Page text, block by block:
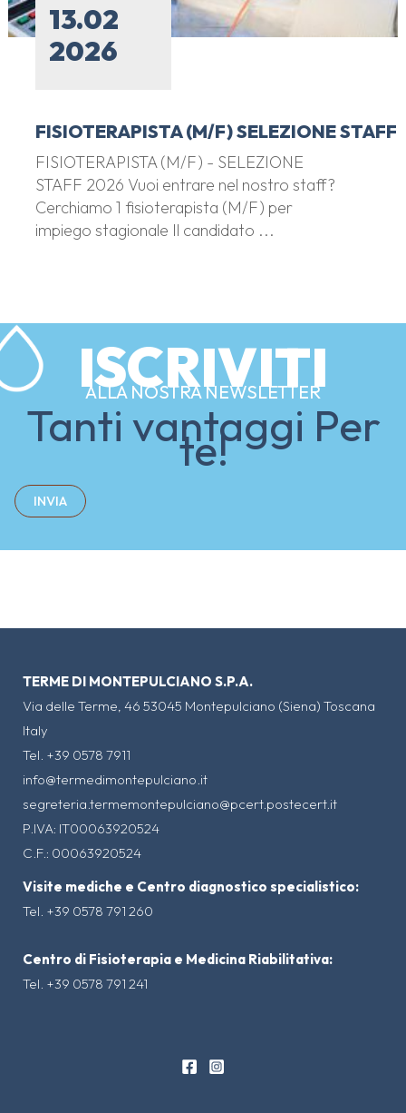
13.02
2026
FISIOTERAPISTA (M/F) SELEZIONE STAFF
FISIOTERAPISTA (M/F) - SELEZIONE
STAFF 2026 Vuoi entrare nel nostro staff?
Cerchiamo 1 fisioterapista (M/F) per
impiego stagionale Il candidato ...
ISCRIVITI
ALLA NOSTRA NEWSLETTER
Tanti vantaggi Per
te!
INVIA
TERME DI MONTEPULCIANO S.P.A.
Via delle Terme, 46 53045 Montepulciano (Siena) Toscana
Italy
Tel. +39 0578 7911
info@termedimontepulciano.it
segreteria.termemontepulciano@pcert.postecert.it
P.IVA: IT00063920524
C.F.: 00063920524
Visite mediche e Centro diagnostico specialistico:
Tel. +39 0578 791 260
Centro di Fisioterapia e Medicina Riabilitativa:
Tel. +39 0578 791 241